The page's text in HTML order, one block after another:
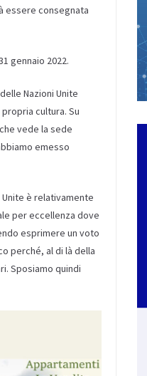
essere consegnata
gennaio 2022.
Nazioni Unite
cultura. Su
vede la sede
emesso
Unite è relativamente
per eccellenza dove
esprimere un voto
perché, al di là della
Sposiamo quindi